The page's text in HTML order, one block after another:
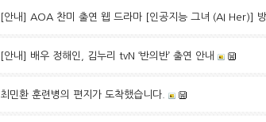
[안내] AOA 찬미 출연 웹 드라마 [인공지능 그녀 (AI Her)]
[안내] 배우 정해인, 김누리 tvN ‘반의반’ 출연 안내
최민환 훈련병의 편지가 도착했습니다.